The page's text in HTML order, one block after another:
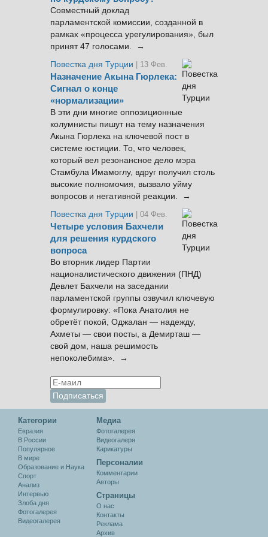
Совместный доклад
парламентской комиссии, созданной в
рамках «процесса урегулирования», был
принят 47 голосами. →
Повестка дня Турции
| 13 Фев.
Назначение Акына Гюрлека:
Сигнал о конце
«нормализации»
В эти дни многие оппозиционные
колумнисты пишут на тему назначения
Акына Гюрлека на ключевой пост в
системе юстиции. То, что человек,
который вел резонансное дело мэра
Стамбула Имамоглу, вдруг получил столь
высокие полномочия, вызвало уйму
вопросов и негативной реакции. →
Повестка дня Турции
| 04 Фев.
Четыре условия Бахчели
для решения курдского
вопроса
Во вторник лидер Партии
националистического движения (ПНД)
Девлет Бахчели на заседании
парламентской группы озвучил ключевую
формулировку: «Пока Анатолия не
обретёт покой, Оджалан — надежду,
Ахметы — свои посты, а Демирташ —
свой дом, наша решимость
непоколебима». →
Категории
Евразия
В России
Популярное
В мире
Образование и Наука
Спорт
Анализ
Интервью
Злоба дня
Фотогалерея
Видеогалерея
Медиа
Фотогалерея
Видеогалеря
Карикатуры
Персоналии
Комментарии
Авторы
Cтраницы
О нас
Контакты
Реклама
Архив